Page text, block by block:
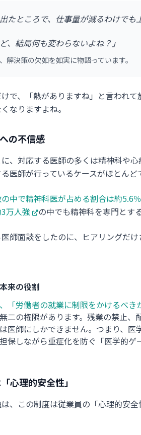
出たところで、仕事量が減るわけで
、結局何も変わらないよね？」
解決策の欠如を如実に物語っています。
で、「熱がありますね」と言われ
なりますよね。
の不信感
、対応する医師の多くは精神科や
医師が行っているケースがほとんど
中で精神科医が占める割合は約5.6％
万人強
の中でも精神科を専門とす
師面談をしたのに、ヒアリングだ
来の役割
「労働者の就業に制限をかけるべ
二の権限があります。残業の禁止
医師にしかできません。つまり、
保しながら重症化を防ぐ「医学的ゲ
心理的安全性」
、この制度は従業員の「心理的安